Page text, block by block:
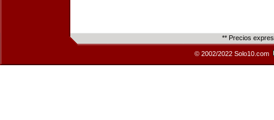
** Precios
© 2002/2022 Solo10.com